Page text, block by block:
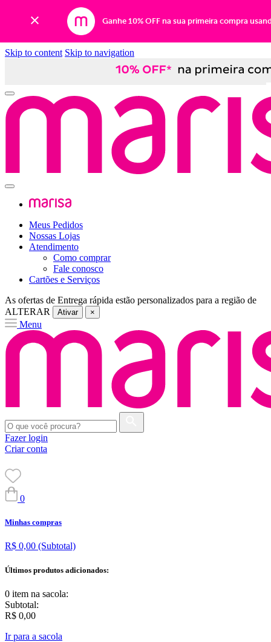
Ganhe 10% OFF na sua primeira compra
Skip to content Skip to navigation
Meus Pedidos
Nossas Lojas
Atendimento
Como comprar
Fale conosco
Cartões e Serviços
As ofertas de Entrega rápida estão personalizados para a região de
ALTERAR
Ativar ×
Menu
Fazer login
Criar conta
0
Minhas compras
R$ 0,00 (Subtotal)
Últimos produtos adicionados:
0 item na sacola:
Subtotal:
R$ 0,00
Ir para a sacola